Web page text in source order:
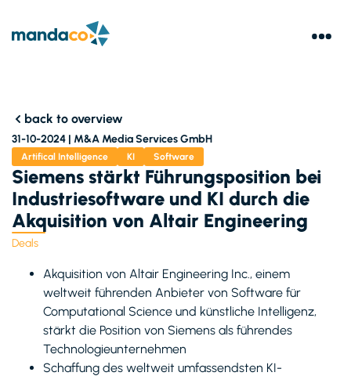
back to overview
31-10-2024 | M&A Media Services GmbH
Artifical Intelligence KI Software
Siemens stärkt Führungsposition bei
Industriesoftware und KI durch die
Akquisition von Altair Engineering
Deals
Akquisition von Altair Engineering Inc., einem
weltweit führenden Anbieter von Software für
Computational Science und künstliche Intelligenz,
stärkt die Position von Siemens als führendes
Technologieunternehmen
Schaffung des weltweit umfassendsten KI-